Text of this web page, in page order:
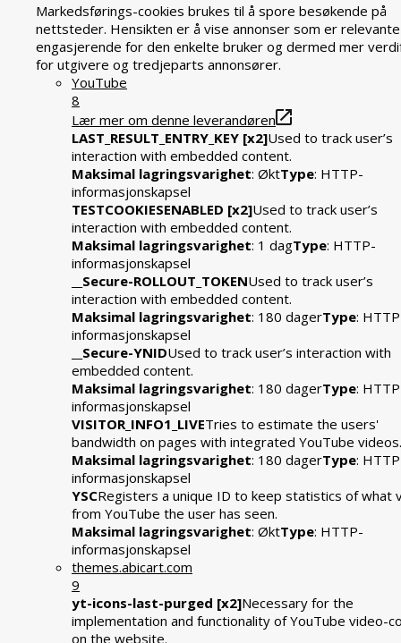
Markedsførings-cookies brukes til å spore besøkende på
nettsteder. Hensikten er å vise annonser som er
engasjerende for den enkelte bruker og dermed mer
for utgivere og tredjeparts annonsører.
YouTube
8
Lær mer om denne leverandøren
LAST_RESULT_ENTRY_KEY [x2]Used to track user’s
interaction with embedded content.
Maksimal lagringsvarighet: ØktType: HTTP-
informasjonskapsel
TESTCOOKIESENABLED [x2]Used to track user’s
interaction with embedded content.
Maksimal lagringsvarighet: 1 dagType: HTTP-
informasjonskapsel
__Secure-ROLLOUT_TOKENUsed to track user’s
interaction with embedded content.
Maksimal lagringsvarighet: 180 dagerType:
informasjonskapsel
__Secure-YNIDUsed to track user’s interaction with
embedded content.
Maksimal lagringsvarighet: 180 dagerType:
informasjonskapsel
VISITOR_INFO1_LIVETries to estimate the users'
bandwidth on pages with integrated YouTube videos.
Maksimal lagringsvarighet: 180 dagerType:
informasjonskapsel
YSCRegisters a unique ID to keep statistics of what
from YouTube the user has seen.
Maksimal lagringsvarighet: ØktType: HTTP-
informasjonskapsel
themes.abicart.com
9
yt-icons-last-purged [x2]Necessary for the
implementation and functionality of YouTube video-
on the website.